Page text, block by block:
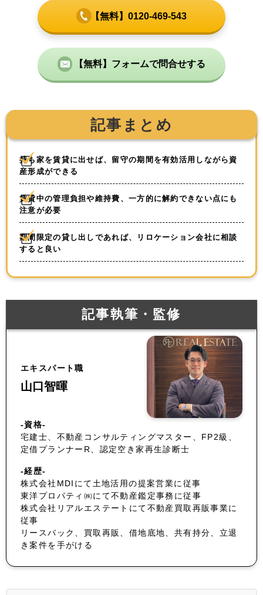
【無料】0120-469-543
【無料】フォームで問合せする
記事まとめ
持ち家を賃貸に出せば、留守の期間を有効活用しながら資
産形成ができる
賃貸中の管理負担や維持費、一方的に解約できない点にも
注意が必要
期間限定の貸し出しであれば、リロケーション会社に相談
すると良い
記事執筆・監修
エキスパート職
山口智暉
-資格-
宅建士、不動産コンサルティングマスター、FP2級、
定借プランナーR、認定空き家再生診断士
-経歴-
株式会社MDIにて土地活用の提案営業に従事
東洋プロパティ㈱にて不動産鑑定事務に従事
株式会社リアルエステートにて不動産買取再販事業に
従事
リースバック、買取再販、借地底地、共有持分、立退
き案件を手がける